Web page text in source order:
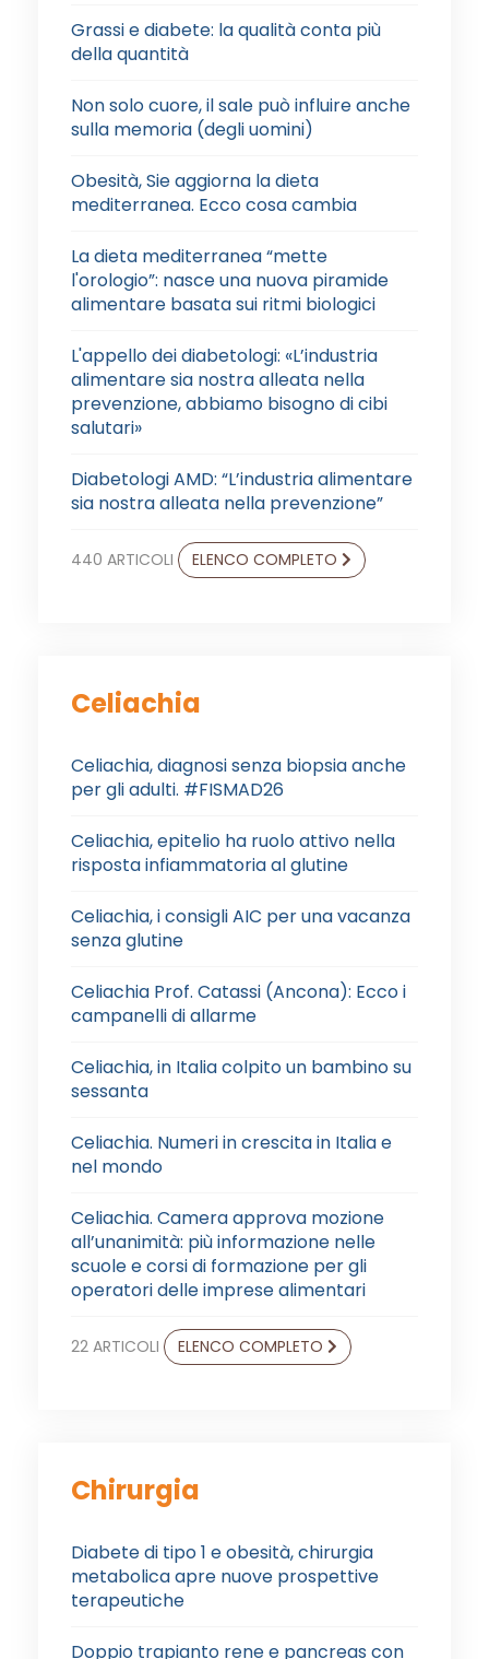
Grassi e diabete: la qualità conta più
della quantità
Non solo cuore, il sale può influire anche
sulla memoria (degli uomini)
Obesità, Sie aggiorna la dieta
mediterranea. Ecco cosa cambia
La dieta mediterranea “mette
l'orologio”: nasce una nuova piramide
alimentare basata sui ritmi biologici
L'appello dei diabetologi: «L’industria
alimentare sia nostra alleata nella
prevenzione, abbiamo bisogno di cibi
salutari»
Diabetologi AMD: “L’industria alimentare
sia nostra alleata nella prevenzione”
440 ARTICOLI ELENCO COMPLETO
Celiachia
Celiachia, diagnosi senza biopsia anche
per gli adulti. #FISMAD26
Celiachia, epitelio ha ruolo attivo nella
risposta infiammatoria al glutine
Celiachia, i consigli AIC per una vacanza
senza glutine
Celiachia Prof. Catassi (Ancona): Ecco i
campanelli di allarme
Celiachia, in Italia colpito un bambino su
sessanta
Celiachia. Numeri in crescita in Italia e
nel mondo
Celiachia. Camera approva mozione
all’unanimità: più informazione nelle
scuole e corsi di formazione per gli
operatori delle imprese alimentari
22 ARTICOLI ELENCO COMPLETO
Chirurgia
Diabete di tipo 1 e obesità, chirurgia
metabolica apre nuove prospettive
terapeutiche
Doppio trapianto rene e pancreas con